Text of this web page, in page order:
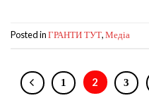
Posted in ГРАНТИ ТУТ, Медіа
1 2 3